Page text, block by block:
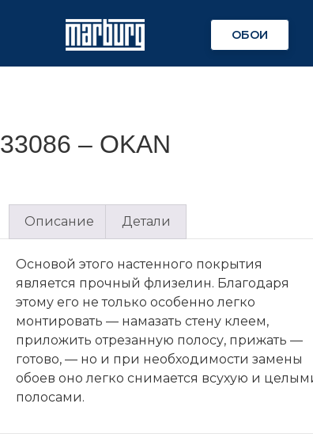
ОБОИ
33086 – OKAN
Описание Детали
Основой этого настенного покрытия
является прочный флизелин. Благодаря
этому его не только особенно легко
монтировать — намазать стену клеем,
приложить отрезанную полосу, прижать —
готово, — но и при необходимости замены
обоев оно легко снимается всухую и
полосами.